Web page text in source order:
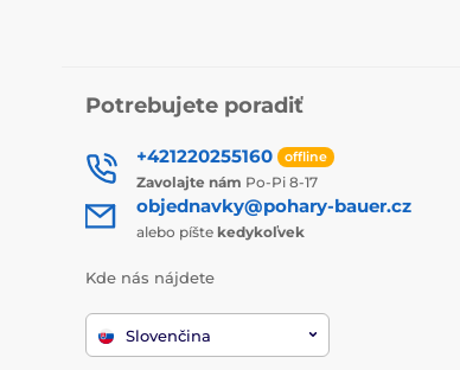
Potrebujete poradiť
+421220255160 offline
Zavolajte nám Po-Pi 8-17
objednavky@pohary-bauer.cz
alebo píšte kedykoľvek
Kde nás nájdete
Slovenčina